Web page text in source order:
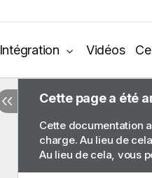
Intégration Vidéos
Cette page a été
Cette documentation
charge. Au lieu de
Au lieu de cela, vous